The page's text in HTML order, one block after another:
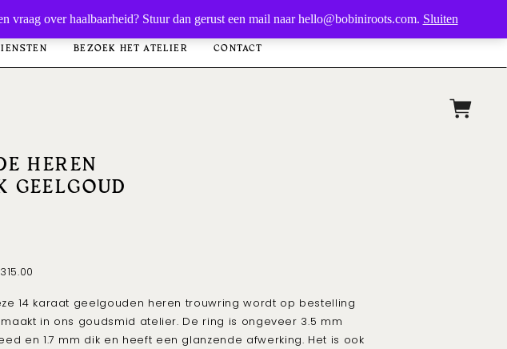
over haalbaarheid? Stuur dan gerust een mail naar hello@bobiniroots.com. Sluiten
MELD JE AAN VOOR DE NIEUWSBRIEF
CONTACT
BEZOEK HET ATELIER
HEREN
GEELGOUD
14 karaat geelgouden heren trouwring wordt op bestelling
in ons goudsmid atelier. De ring is ongeveer 3.5 mm
en 1.7 mm dik en heeft een glanzende afwerking. Het is ook